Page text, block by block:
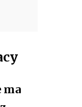
ma